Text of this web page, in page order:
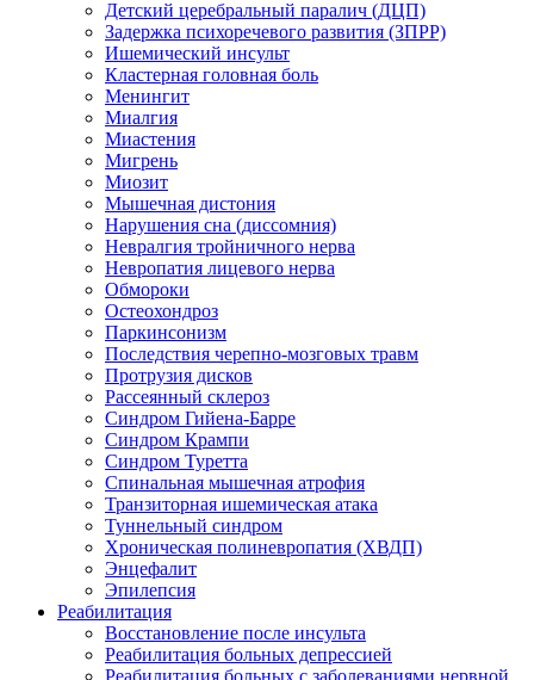
Детский церебральный паралич (ДЦП)
Задержка психоречевого развития (ЗПРР)
Ишемический инсульт
Кластерная головная боль
Менингит
Миалгия
Миастения
Мигрень
Миозит
Мышечная дистония
Нарушения сна (диссомния)
Невралгия тройничного нерва
Невропатия лицевого нерва
Обмороки
Остеохондроз
Паркинсонизм
Последствия черепно-мозговых травм
Протрузия дисков
Рассеянный склероз
Синдром Гийена-Барре
Синдром Крампи
Синдром Туретта
Спинальная мышечная атрофия
Транзиторная ишемическая атака
Туннельный синдром
Хроническая полиневропатия (ХВДП)
Энцефалит
Эпилепсия
Реабилитация
Восстановление после инсульта
Реабилитация больных депрессией
Реабилитация больных с заболеваниями нервной